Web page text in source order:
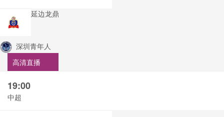
延边龙鼎
深圳青年人
高清直播
19:00
中超